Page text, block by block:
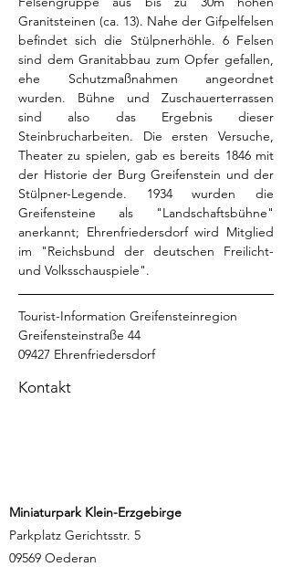
Granitsteinen (ca. 13). Nahe der Gifpelfelsen
befindet sich die Stülpnerhöhle. 6 Felsen
sind dem Granitabbau zum Opfer gefallen,
ehe Schutzmaßnahmen angeordnet
wurden. Bühne und Zuschauerterrassen
sind also das Ergebnis dieser
Steinbrucharbeiten. Die ersten Versuche,
Theater zu spielen, gab es bereits 1846 mit
der Historie der Burg Greifenstein und der
Stülpner-Legende. 1934 wurden die
Greifensteine als "Landschaftsbühne"
anerkannt; Ehrenfriedersdorf wird Mitglied
im "Reichsbund der deutschen Freilicht-
und Volksschauspiele".
Tourist-Information Greifensteinregion
Greifensteinstraße 44
09427 Ehrenfriedersdorf
Kontakt
Miniaturpark Klein-Erzgebirge
Parkplatz Gerichtsstr. 5
09569 Oederan